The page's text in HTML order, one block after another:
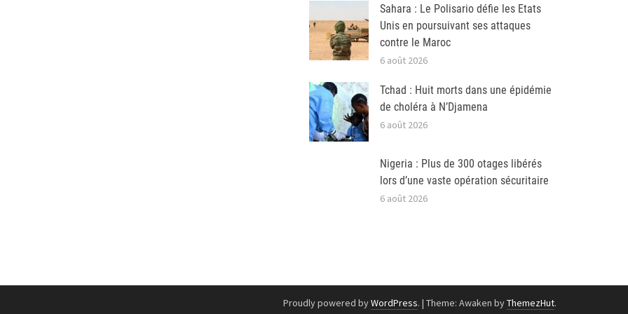
Sahara : Le Polisario défie les Etats
Unis en poursuivant ses attaques
contre le Maroc
6 août 2026
Tchad : Huit morts dans une épidémie
de choléra à N’Djamena
6 août 2026
Nigeria : Plus de 300 otages libérés
lors d’une vaste opération sécuritaire
6 août 2026
Proudly powered byWordPress. | Theme: Awaken byThemezHut.